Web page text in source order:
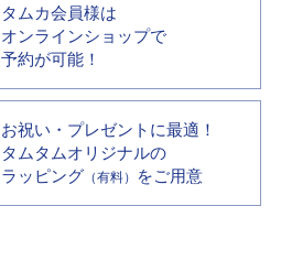
タムカ会員様は
オンラインショップで
予約が可能！
お祝い・プレゼントに最適！
タムタムオリジナルの
ラッピング （有料） をご用意